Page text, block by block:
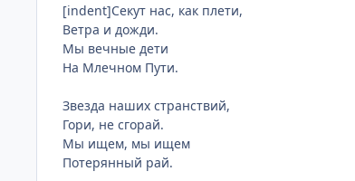
[indent]Секут нас, как плети,
Ветра и дожди.
Мы вечные дети
На Млечном Пути.
Звезда наших странствий,
Гори, не сгорай.
Мы ищем, мы ищем
Потерянный рай.